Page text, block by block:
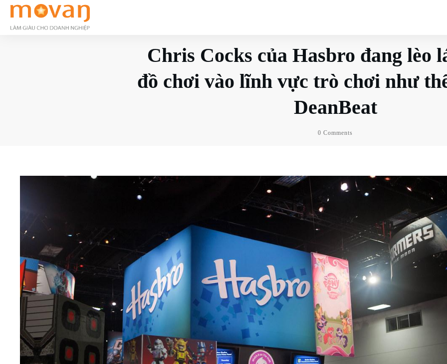
Chris Cocks của Hasbro đang lèo
đồ chơi vào lĩnh vực trò chơi như
DeanBeat
0 Comments